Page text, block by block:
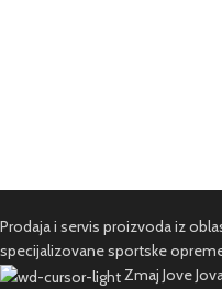
Prodaja i servis proizvoda iz
specijalizovane sportske
Zmaj Jove